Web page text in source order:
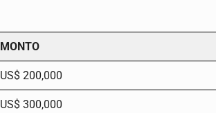
MONTO
US$ 200,000
US$ 300,000